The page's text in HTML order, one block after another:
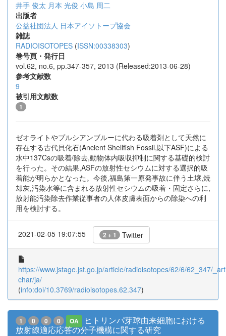
井手 俊太 月本 光俊 小島 周二
出版者
公益社団法人 日本アイソトープ協会
雑誌
RADIOISOTOPES (ISSN:00338303)
巻号頁・発行日
vol.62, no.6, pp.347-357, 2013 (Released:2013-06-28)
参考文献数
9
被引用文献数
1
ゼオライトやプルシアンブルーに代わる吸着剤として天然に
存在する古代貝化石(Ancient Shellfish Fossil,以下ASF)による
水中137Csの吸着/除去,動物体内吸収抑制に関する基礎的検討
を行った。その結果,ASFの放射性セシウムに対する選択的吸
着能が明らかとなった。今後,福島第一原発事故に伴う土壌,焼
却灰,汚染水等に含まれる放射性セシウムの吸着・固定さらに,
放射能汚染除去作業従事者の人体皮膚表面からの除染への利
用を検討する。
2021-02-05 19:07:55 2 + 1 Twitter
https://www.jstage.jst.go.jp/article/radioisotopes/62/6/62_347/
char/ja/
(info:doi/10.3769/radioisotopes.62.347)
1 0 0 0 OA
ヒトリンパ芽球由来細胞における
放射線適応応答の分子機構に関する研究